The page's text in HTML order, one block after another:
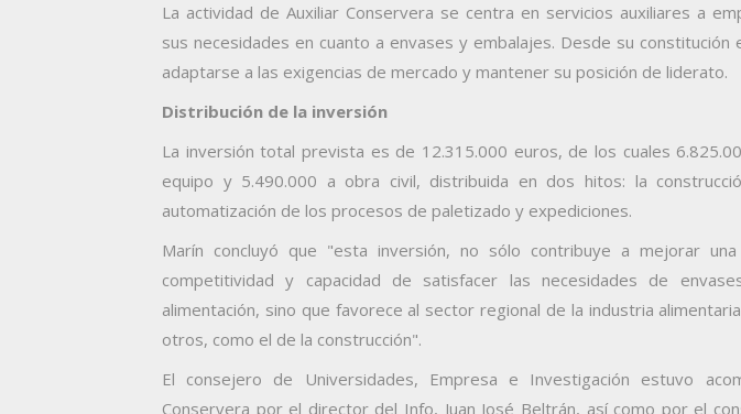
La actividad de Auxiliar Conservera se centra en servicios auxiliares a
sus necesidades en cuanto a envases y embalajes. Desde su constitución
adaptarse a las exigencias de mercado y mantener su posición de liderato.
Distribución de la inversión
La inversión total prevista es de 12.315.000 euros, de los cuales
equipo y 5.490.000 a obra civil, distribuida en dos hitos: la
automatización de los procesos de paletizado y expediciones.
Marín concluyó que "esta inversión, no sólo contribuye a mejorar
competitividad y capacidad de satisfacer las necesidades de
alimentación, sino que favorece al sector regional de la industria
otros, como el de la construcción".
El consejero de Universidades, Empresa e Investigación estuvo
Conservera por el director del Info, Juan José Beltrán, así como por el